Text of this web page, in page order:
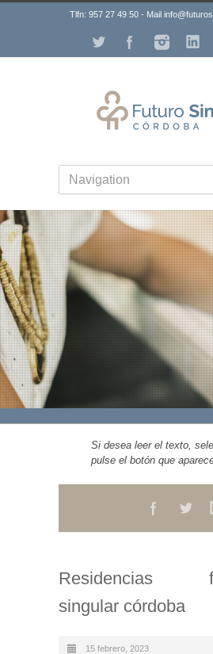
Tlfn: 957 27 49 50 - Mail
Si desea leer el texto,
pulse el botón que
Residencias
singular córdoba
15 febrero, 2023